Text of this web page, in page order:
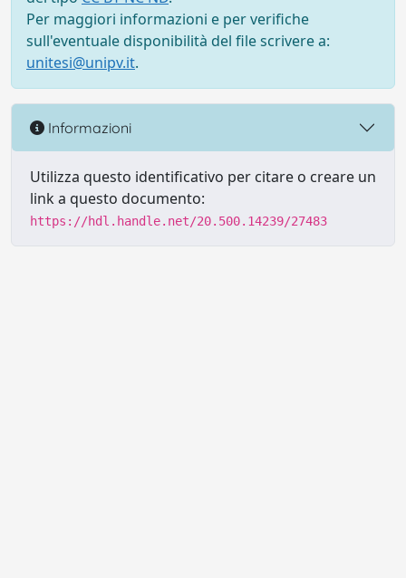
Per maggiori informazioni e per verifiche
sull'eventuale disponibilità del file scrivere a:
unitesi@unipv.it.
Informazioni
Utilizza questo identificativo per citare o creare un
link a questo documento:
https://hdl.handle.net/20.500.14239/27483